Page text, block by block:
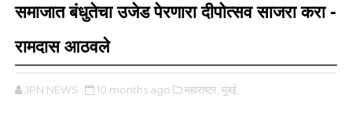
समाजात बंधुतेचा उजेड पेरणारा दीपोत्सव साजरा करा -
रामदास आठवले
JPN NEWS 10 months ago महाराष्ट्र, मुंबई,